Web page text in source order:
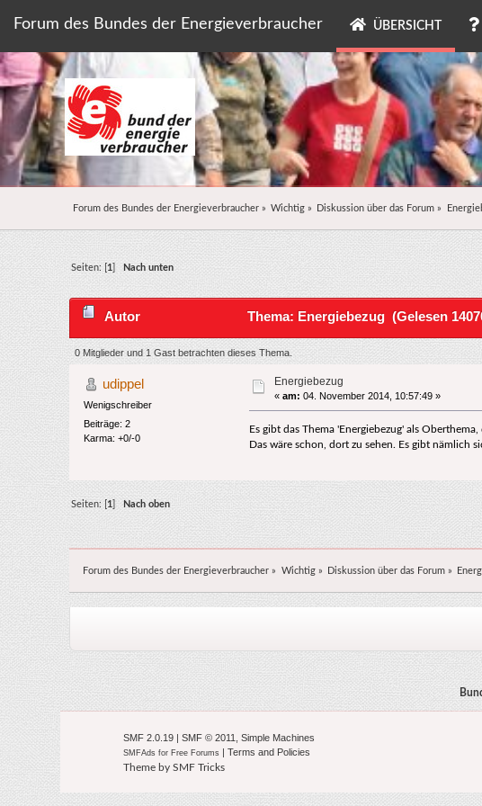
Forum des Bundes der Energieverbraucher ÜBERSICHT
Forum des Bundes der Energieverbraucher» Wichtig » Diskussion über das Forum »
Seiten: [ 1 Nach unten
Autor Thema: Energiebezug (Gelesen
0 Mitglieder und 1 Gast betrachten dieses Thema.
udippel
Wenigschreiber
Beiträge: 2
Karma: +0/-0
Energiebezug
«am: 04. November 2014, 10:57:49 »
Es gibt das Thema 'Energiebezug' als
Das wäre schon, dort zu sehen. Es gibt nämlich
Seiten: [ 1 Nach oben
Forum des Bundes der Energieverbraucher » Wichtig» Diskussion über das Forum»
SMF 2.0.19| SMF © 2011 Simple Machines
SMFAds for Free Forums | Terms and Policies
Theme by SMF Tricks